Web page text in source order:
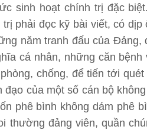
sinh hoạt chính trị đặc
phải đọc kỹ bài viết, có
năm tranh đấu của
cá nhân, những căn
chống, để tiến tới
đạo của một số cán bộ
phê bình không dám phê
thường đảng viên, quần